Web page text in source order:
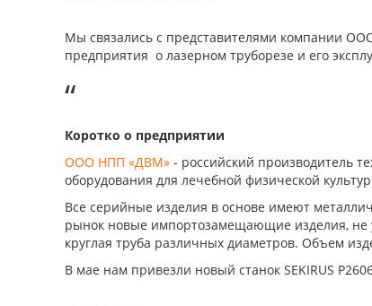
Мы связались с представителями компании
предприятия о лазерном труборезе и его
“
Коротко о предприятии
ООО НПП «ДВМ» - российский производитель
оборудования для лечебной физической
Все серийные изделия в основе имеют
рынок новые импортозамещающие изделия, не
круглая труба различных диаметров. Объем
В мае нам привезли новый станок SEKIRUS